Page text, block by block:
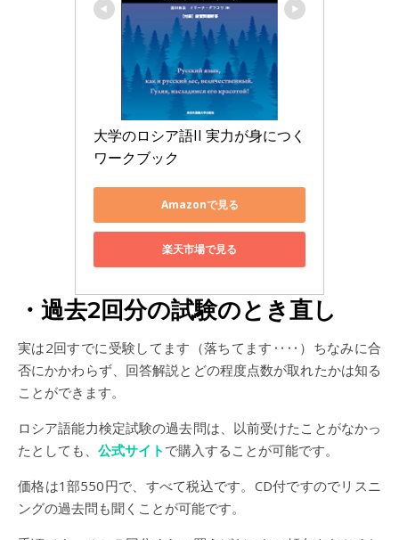
大学のロシア語II 実力が身につく
ワークブック
Amazonで見る
楽天市場で見る
・過去2回分の試験のとき直し
実は2回すでに受験してます（落ちてます‥‥）ちなみに合
否にかかわらず、回答解説とどの程度点数が取れたかは知る
ことができます。
ロシア語能力検定試験の過去問は、以前受けたことがなかっ
たとしても、 公式サイト で購入することが可能です。
価格は1部550円で、すべて税込です。CD付ですのでリスニ
ングの過去問も聞くことが可能です。